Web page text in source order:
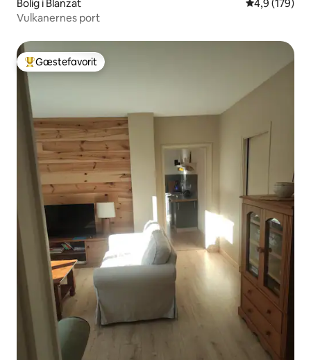
Bolig i Blanzat 4,9 ud af 5 i
4,9 (179)
Vulkanernes port
Bedste gæstefavorit
Gæstefavorit